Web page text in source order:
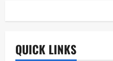
QUICK LINKS